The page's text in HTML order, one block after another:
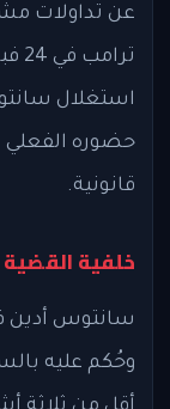
عن تداولات
استغلال
حضوره
قانونية.
خلفية
وحُكم عليه